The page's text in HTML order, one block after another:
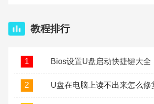
教程排行
1 Bios设置U盘启动快捷键大全
2 U盘在电脑上读不出来怎么修